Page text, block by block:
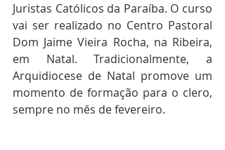
Juristas Católicos da Paraíba. O curso
vai ser realizado no Centro Pastoral
Dom Jaime Vieira Rocha, na Ribeira,
em Natal. Tradicionalmente, a
Arquidiocese de Natal promove um
momento de formação para o clero,
sempre no mês de fevereiro.